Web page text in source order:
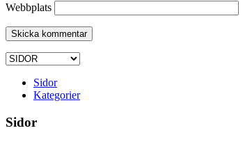
Webbplats
Sidor
Kategorier
Sidor